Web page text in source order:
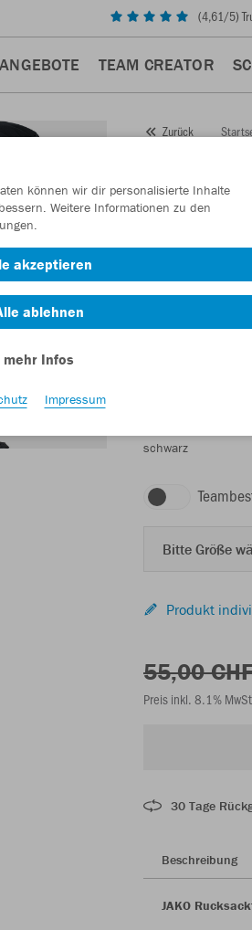
(4,61/5)
ANGEBOTE TEAM CREATOR
Zurück
JAKO
Lust auf 30%
schwarz
Bitte Größe
Produkt
55,00
Preis inkl. 8.1%
30 Tage
Beschreibung
JAKO
können wir dir personalisierte Inhalte
Weitere Informationen zu den
akzeptieren
ablehnen
mehr Infos
Impressum